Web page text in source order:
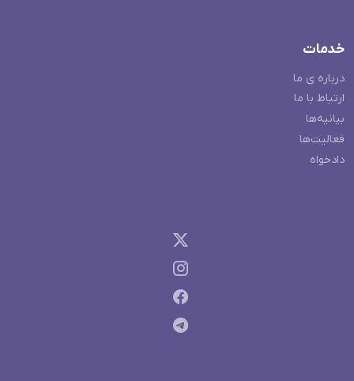
خدمات
درباره ی ما
ارتباط با ما
بیانیه‌ها
فعالیت‌ها
دادخواه